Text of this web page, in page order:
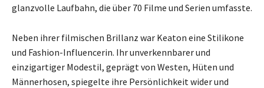
glanzvolle Laufbahn, die über 70 Filme und Serien umfasste.
Neben ihrer filmischen Brillanz war Keaton eine Stilikone
und Fashion-Influencerin. Ihr unverkennbarer und
einzigartiger Modestil, geprägt von Westen, Hüten und
Männerhosen, spiegelte ihre Persönlichkeit wider und